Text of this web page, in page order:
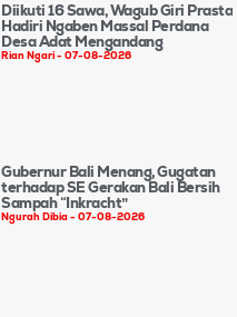
Diikuti 16 Sawa, Wagub Giri Prasta
Hadiri Ngaben Massal Perdana
Desa Adat Mengandang
Rian Ngari 07-08-2026
Gubernur Bali Menang, Gugatan
terhadap SE Gerakan Bali Bersih
Sampah “Inkracht”
Ngurah Dibia 07-08-2026